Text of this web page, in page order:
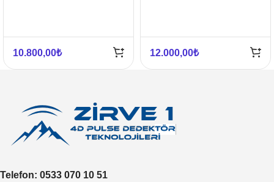
10.800,00₺ 12.000,00₺
Telefon: 0533 070 10 51